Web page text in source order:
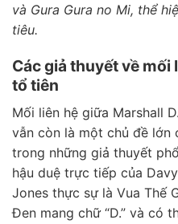
và Gura Gura no Mi, thể
tiêu.
Các giả thuyết về mối
tổ tiên
Mối liên hệ giữa Marshall
vẫn còn là một chủ đề lớn
trong những giả thuyết
hậu duệ trực tiếp của
Jones thực sự là Vua Thế
Đen mang chữ “D.” và có